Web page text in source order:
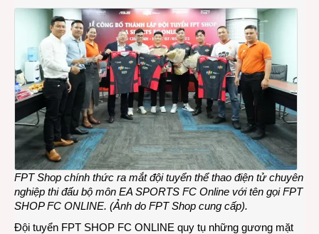
FPT Shop chính thức ra mắt đội tuyển thể thao điện tử chuyên
nghiệp thi đấu bộ môn EA SPORTS FC Online với tên gọi FPT
SHOP FC ONLINE. (Ảnh do FPT Shop cung cấp).
Đội tuyển FPT SHOP FC ONLINE quy tụ những gương mặt